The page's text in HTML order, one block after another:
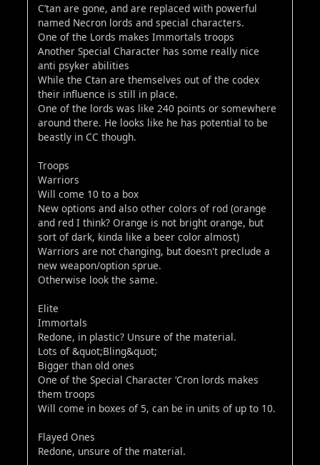
C’tan are gone, and are replaced with powerful
named Necron lords and special characters.
One of the Lords makes Immortals troops
Another Special Character has some really nice
anti psyker abilities
While the Ctan are themselves out of the codex
their influence is still in place.
One of the lords was like 240 points or somewhere
around there. He looks like he has potential to be
beastly in CC though.
Troops
Warriors
Will come 10 to a box
New options and also other colors of rod (orange
and red I think? Orange is not bright orange, but
sort of dark, kinda like a beer color almost)
Warriors are not changing, but doesn't preclude a
new weapon/option sprue.
Otherwise look the same.
Elite
Immortals
Redone, in plastic? Unsure of the material.
Lots of &quot;Bling&quot;
Bigger than old ones
One of the Special Character ‘Cron lords makes
them troops
Will come in boxes of 5, can be in units of up to 10.
Flayed Ones
Redone, unsure of the material.